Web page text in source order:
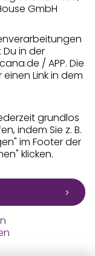
GmbH
in der
/ APP. Die
Link in dem
grundlos
indem Sie z. B.
im Footer der
klicken.